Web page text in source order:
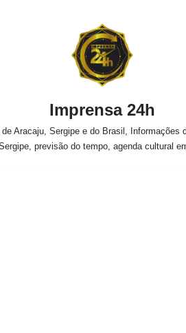
Imprensa 24h
Aracaju, Sergipe e do Brasil,
previsão do tempo, agenda cultural